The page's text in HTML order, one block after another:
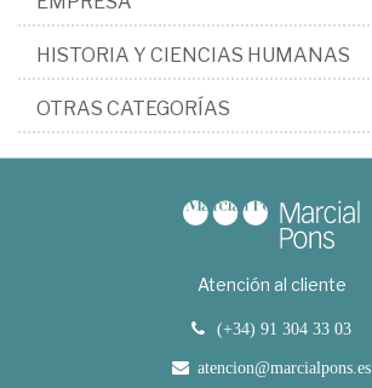
HISTORIA Y CIENCIAS HUMANAS
OTRAS CATEGORÍAS
Atención al cliente
(+34) 91 304 33 03
atencion@marcialpons.es